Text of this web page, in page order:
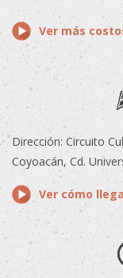
Ver más
Dirección: Circuito
Coyoacán, Cd.
Ver cómo